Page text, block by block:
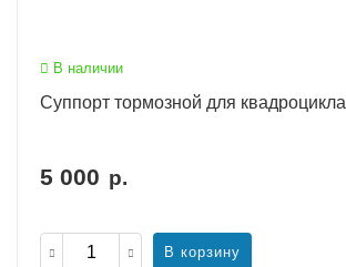
В наличии
Суппорт тормозной для квадроцикла
5 000 р.
В корзину